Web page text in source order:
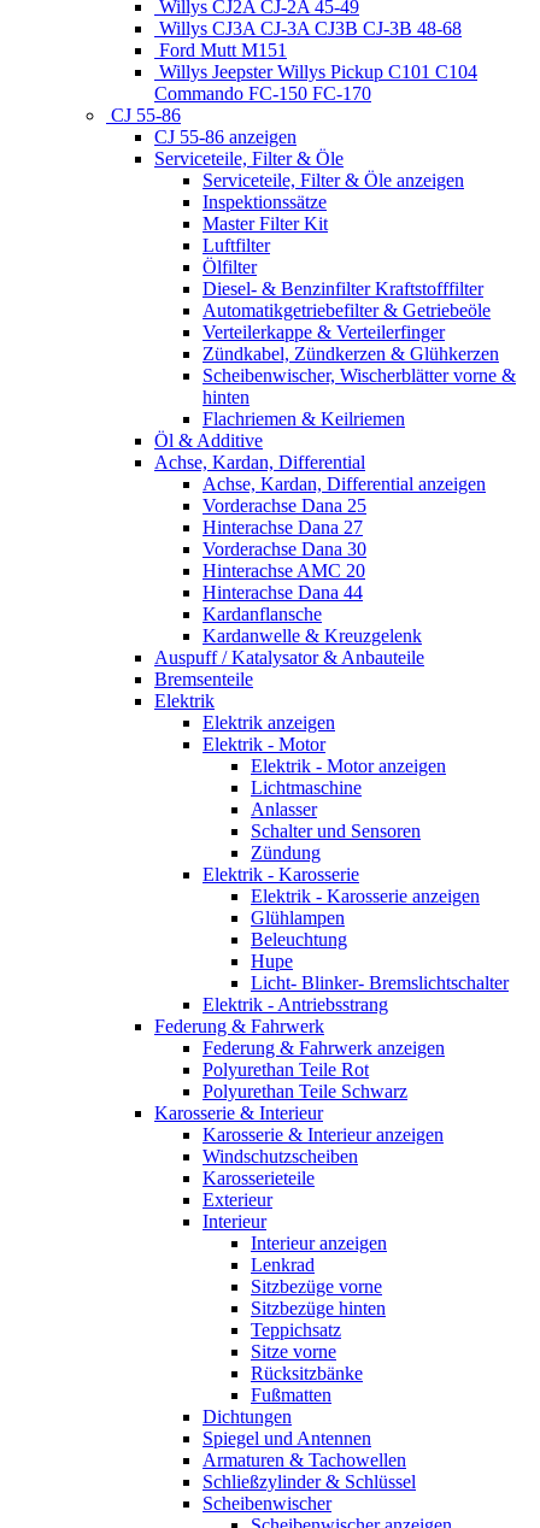
Willys CJ2A CJ-2A 45-49
Willys CJ3A CJ-3A CJ3B CJ-3B 48-68
Ford Mutt M151
Willys Jeepster Willys Pickup C101 C104
Commando FC-150 FC-170
CJ 55-86
CJ 55-86 anzeigen
Serviceteile, Filter & Öle
Serviceteile, Filter & Öle anzeigen
Inspektionssätze
Master Filter Kit
Luftfilter
Ölfilter
Diesel- & Benzinfilter Kraftstofffilter
Automatikgetriebefilter & Getriebeöle
Verteilerkappe & Verteilerfinger
Zündkabel, Zündkerzen & Glühkerzen
Scheibenwischer, Wischerblätter vorne &
hinten
Flachriemen & Keilriemen
Öl & Additive
Achse, Kardan, Differential
Achse, Kardan, Differential anzeigen
Vorderachse Dana 25
Hinterachse Dana 27
Vorderachse Dana 30
Hinterachse AMC 20
Hinterachse Dana 44
Kardanflansche
Kardanwelle & Kreuzgelenk
Auspuff / Katalysator & Anbauteile
Bremsenteile
Elektrik
Elektrik anzeigen
Elektrik - Motor
Elektrik - Motor anzeigen
Lichtmaschine
Anlasser
Schalter und Sensoren
Zündung
Elektrik - Karosserie
Elektrik - Karosserie anzeigen
Glühlampen
Beleuchtung
Hupe
Licht- Blinker- Bremslichtschalter
Elektrik - Antriebsstrang
Federung & Fahrwerk
Federung & Fahrwerk anzeigen
Polyurethan Teile Rot
Polyurethan Teile Schwarz
Karosserie & Interieur
Karosserie & Interieur anzeigen
Windschutzscheiben
Karosserieteile
Exterieur
Interieur
Interieur anzeigen
Lenkrad
Sitzbezüge vorne
Sitzbezüge hinten
Teppichsatz
Sitze vorne
Rücksitzbänke
Fußmatten
Dichtungen
Spiegel und Antennen
Armaturen & Tachowellen
Schließzylinder & Schlüssel
Scheibenwischer